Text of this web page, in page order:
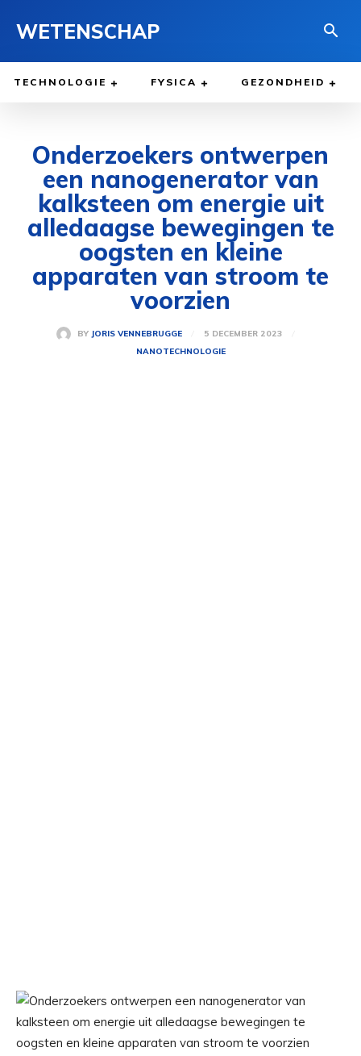
WETENSCHAP
TECHNOLOGIE FYSICA GEZONDHEID
Onderzoekers ontwerpen
een nanogenerator van
kalksteen om energie uit
alledaagse bewegingen te
oogsten en kleine
apparaten van stroom te
voorzien
BY JORIS VENNEBRUGGE
5 DECEMBER 2023
NANOTECHNOLOGIE